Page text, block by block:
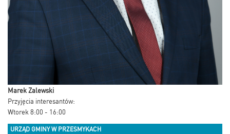
Marek Zalewski
Przyjęcia interesantów:
Wtorek 8:00 - 16:00
URZĄD GMINY W PRZESMYKACH